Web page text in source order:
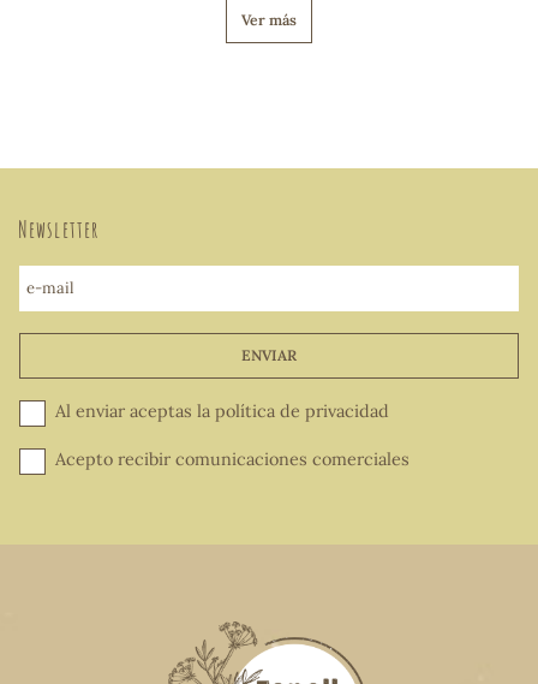
Ver más
Newsletter
e-mail
ENVIAR
Al enviar aceptas la política de privacidad
Acepto recibir comunicaciones comerciales